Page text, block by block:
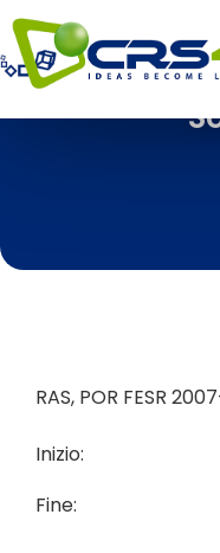
RAS, POR FESR
Inizio:
Fine: